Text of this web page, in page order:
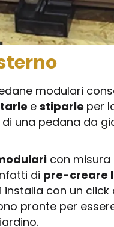
modulari
e stiparle per
una pedana da
con misura
di pre-creare
con un
pronte per